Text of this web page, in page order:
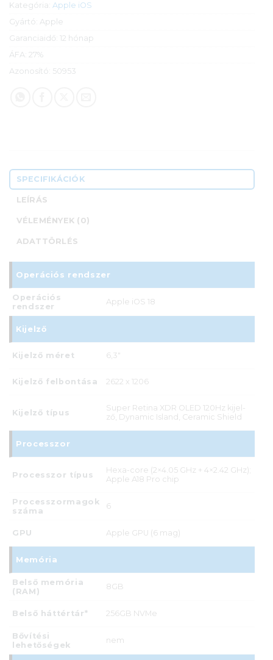
Kategória: Apple iOS
Gyártó: Apple
Garanciaidő: 12 hónap
ÁFA: 27%
Azonosító: 50953
SPECIFIKÁCIÓK
LEÍRÁS
VÉLEMÉNYEK (0)
ADATTÖRLÉS
Operációs rendszer
Operációs
rendszer
Apple iOS 18
Kijelző
Kijelző méret 6,3"
Kijelző felbontása 2622 x 1206
Kijelző típus
Super Retina XDR OLED 120Hz kijel­
ző, Dynamic Island, Ceramic Shield
Processzor
Processzor típus
Hexa-core (2×4.05 GHz + 4×2.42 GHz);
Apple A18 Pro chip
Processzormagok
száma
6
GPU Apple GPU (6 mag)
Memória
Belső memória
(RAM)
8GB
Belső háttértár* 256GB NVMe
Bővítési
lehetőségek
nem